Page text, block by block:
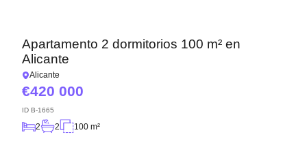
Apartamento 2 dormitorios 100 m² en
Alicante
Alicante
420 000
ID B-1665
2 2 100 m²